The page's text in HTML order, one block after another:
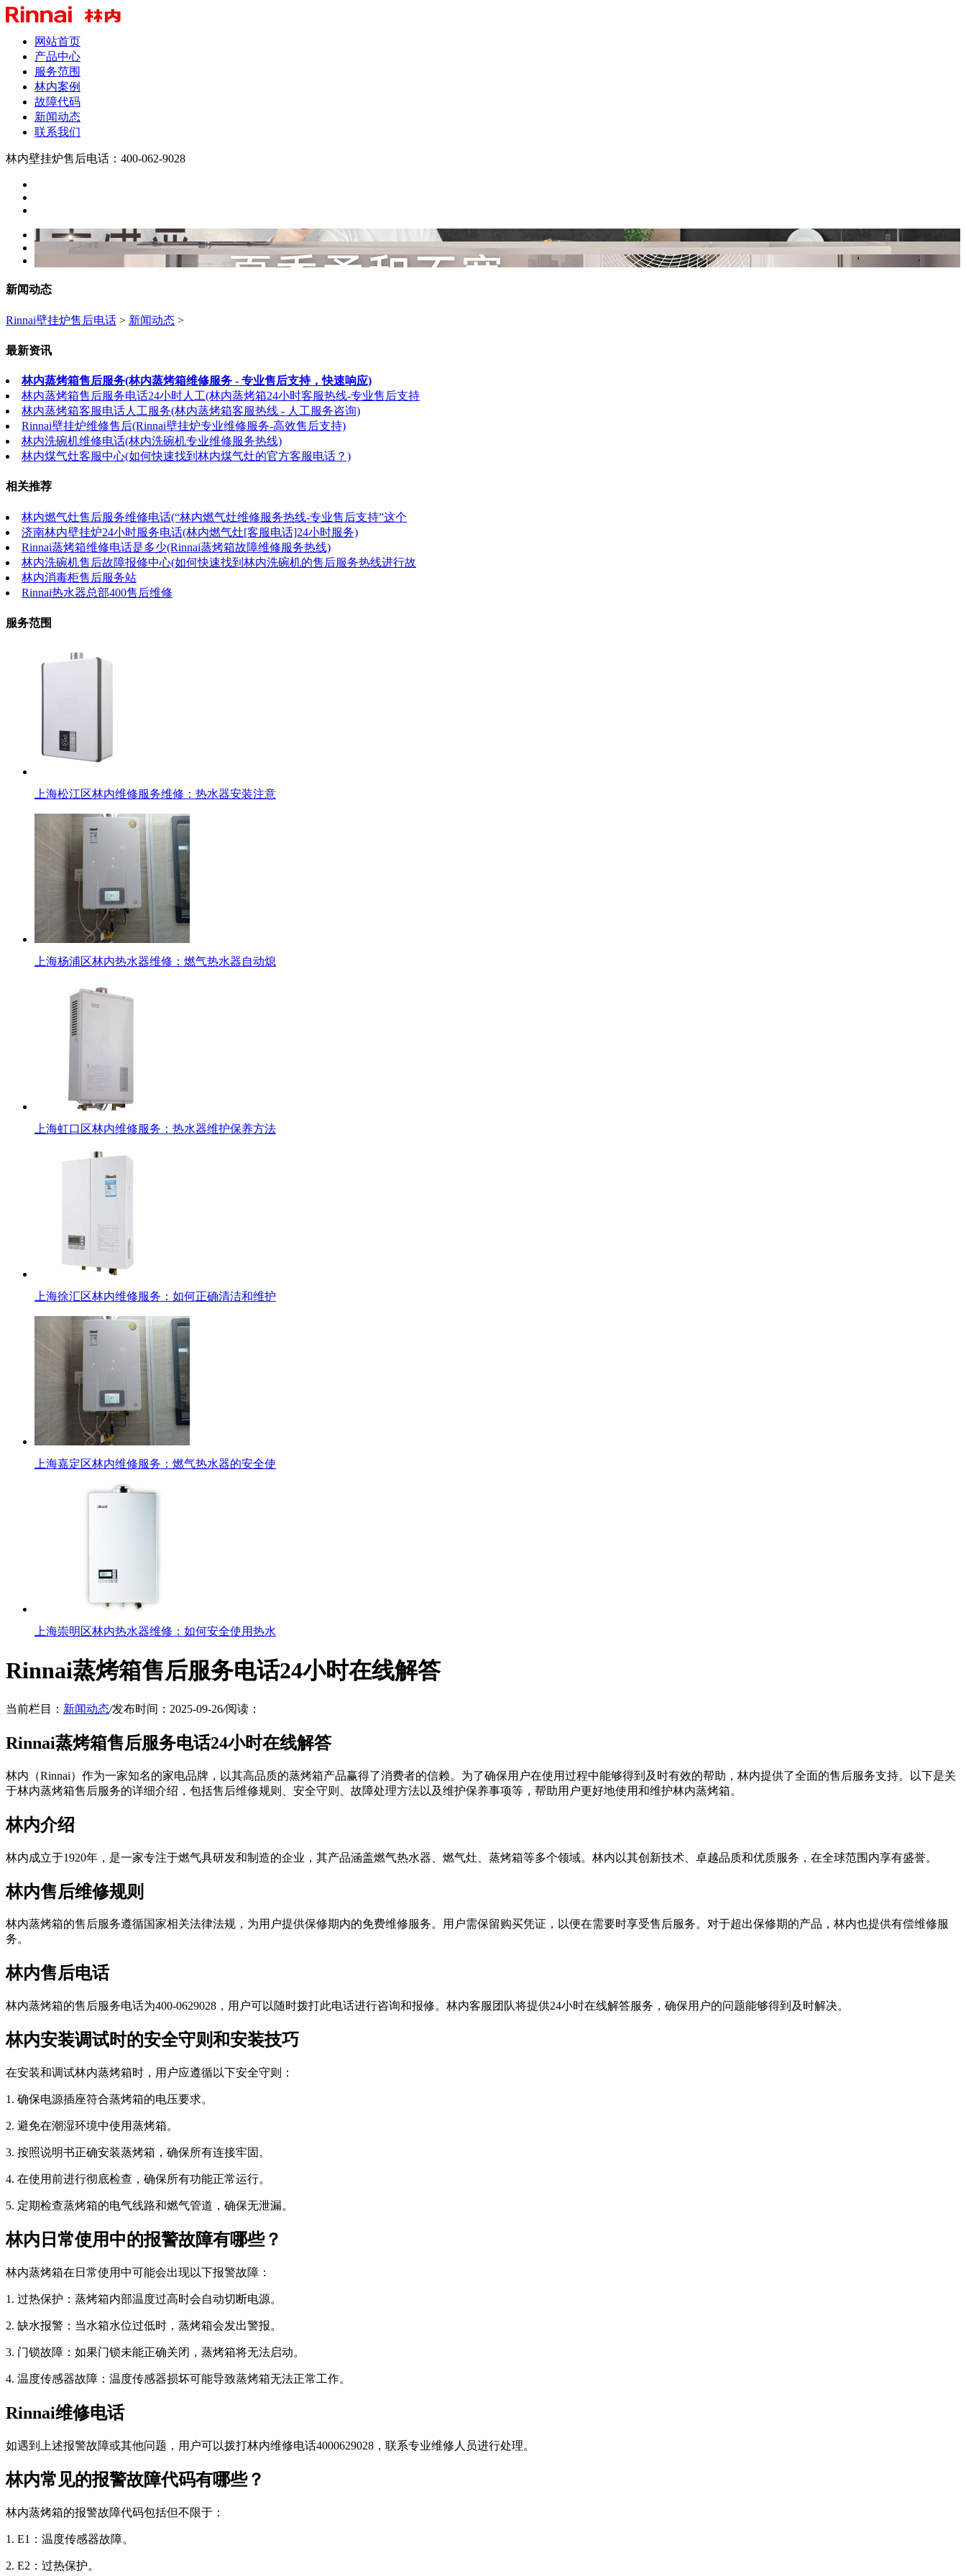
网站首页
产品中心
服务范围
林内案例
故障代码
新闻动态
联系我们
林内壁挂炉售后电话：400-062-9028
新闻动态
Rinnai壁挂炉售后电话 > 新闻动态 >
最新资讯
林内蒸烤箱售后服务(林内蒸烤箱维修服务 - 专业售后支持，快速响应)
林内蒸烤箱售后服务电话24小时人工(林内蒸烤箱24小时客服热线-专业售后支持
林内蒸烤箱客服电话人工服务(林内蒸烤箱客服热线 - 人工服务咨询)
Rinnai壁挂炉维修售后(Rinnai壁挂炉专业维修服务-高效售后支持)
林内洗碗机维修电话(林内洗碗机专业维修服务热线)
林内煤气灶客服中心(如何快速找到林内煤气灶的官方客服电话？)
相关推荐
林内燃气灶售后服务维修电话(“林内燃气灶维修服务热线-专业售后支持”这个
济南林内壁挂炉24小时服务电话(林内燃气灶[客服电话]24小时服务)
Rinnai蒸烤箱维修电话是多少(Rinnai蒸烤箱故障维修服务热线)
林内洗碗机售后故障报修中心(如何快速找到林内洗碗机的售后服务热线进行故
林内消毒柜售后服务站
Rinnai热水器总部400售后维修
服务范围
上海松江区林内维修服务维修：热水器安装注意
上海杨浦区林内热水器维修：燃气热水器自动熄
上海虹口区林内维修服务：热水器维护保养方法
上海徐汇区林内维修服务：如何正确清洁和维护
上海嘉定区林内维修服务：燃气热水器的安全使
上海崇明区林内热水器维修：如何安全使用热水
Rinnai蒸烤箱售后服务电话24小时在线解答
当前栏目： 新闻动态/发布时间：2025-09-26/阅读：
Rinnai蒸烤箱售后服务电话24小时在线解答
林内（Rinnai）作为一家知名的家电品牌，以其高品质的蒸烤箱产品赢得了消费者的信赖。为了确保用户在使用过程中能够得到及时有效的帮助，林内提供了全面的售后服务支持。以下是关
于林内蒸烤箱售后服务的详细介绍，包括售后维修规则、安全守则、故障处理方法以及维护保养事项等，帮助用户更好地使用和维护林内蒸烤箱。
林内介绍
林内成立于1920年，是一家专注于燃气具研发和制造的企业，其产品涵盖燃气热水器、燃气灶、蒸烤箱等多个领域。林内以其创新技术、卓越品质和优质服务，在全球范围内享有盛誉。
林内售后维修规则
林内蒸烤箱的售后服务遵循国家相关法律法规，为用户提供保修期内的免费维修服务。用户需保留购买凭证，以便在需要时享受售后服务。对于超出保修期的产品，林内也提供有偿维修服
务。
林内售后电话
林内蒸烤箱的售后服务电话为400-0629028，用户可以随时拨打此电话进行咨询和报修。林内客服团队将提供24小时在线解答服务，确保用户的问题能够得到及时解决。
林内安装调试时的安全守则和安装技巧
在安装和调试林内蒸烤箱时，用户应遵循以下安全守则：
1. 确保电源插座符合蒸烤箱的电压要求。
2. 避免在潮湿环境中使用蒸烤箱。
3. 按照说明书正确安装蒸烤箱，确保所有连接牢固。
4. 在使用前进行彻底检查，确保所有功能正常运行。
5. 定期检查蒸烤箱的电气线路和燃气管道，确保无泄漏。
林内日常使用中的报警故障有哪些？
林内蒸烤箱在日常使用中可能会出现以下报警故障：
1. 过热保护：蒸烤箱内部温度过高时会自动切断电源。
2. 缺水报警：当水箱水位过低时，蒸烤箱会发出警报。
3. 门锁故障：如果门锁未能正确关闭，蒸烤箱将无法启动。
4. 温度传感器故障：温度传感器损坏可能导致蒸烤箱无法正常工作。
Rinnai维修电话
如遇到上述报警故障或其他问题，用户可以拨打林内维修电话4000629028，联系专业维修人员进行处理。
林内常见的报警故障代码有哪些？
林内蒸烤箱的报警故障代码包括但不限于：
1. E1：温度传感器故障。
2. E2：过热保护。